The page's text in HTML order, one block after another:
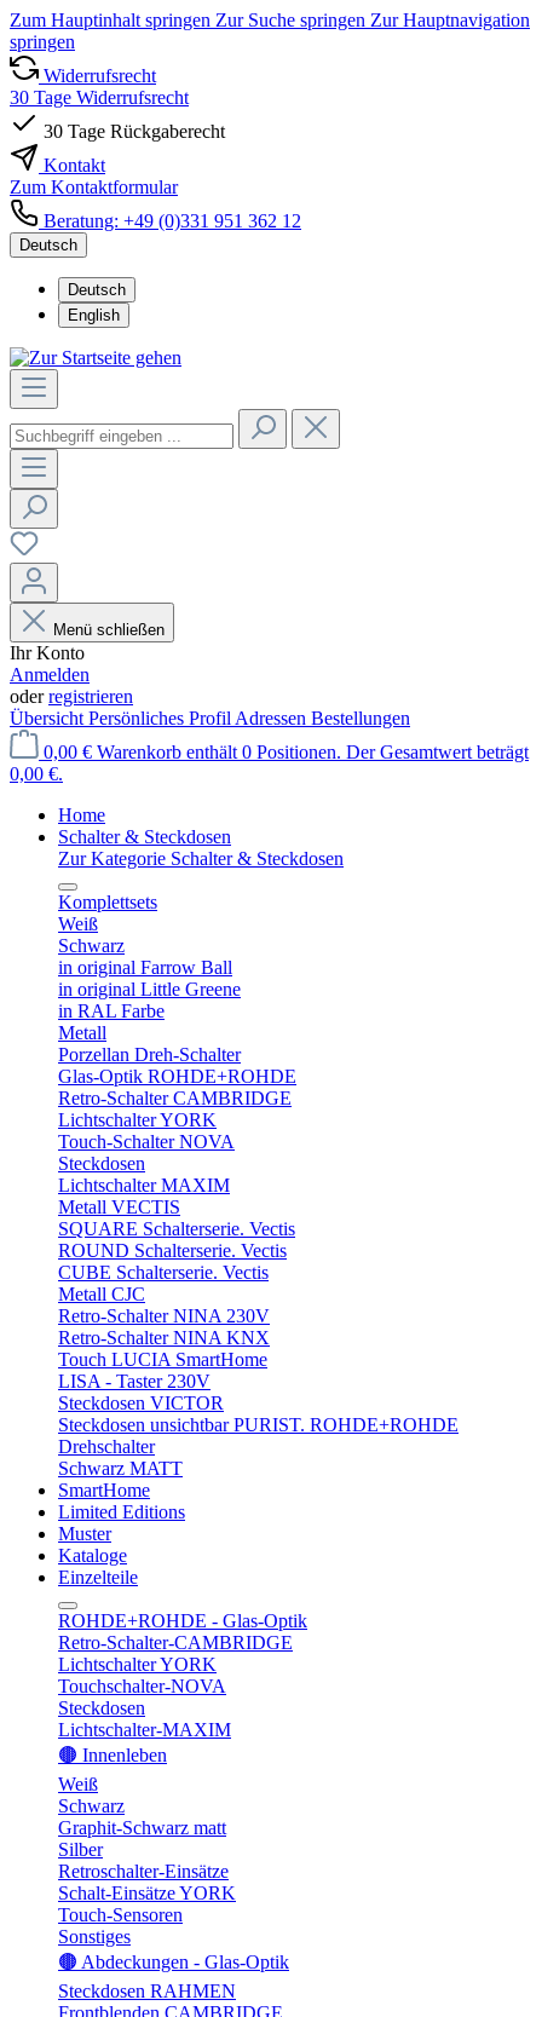
Zum Hauptinhalt springen Zur Suche springen Zur Hauptnavigation
springen
Widerrufsrecht
30 Tage Widerrufsrecht
30 Tage Rückgaberecht
Kontakt
Zum Kontaktformular
Beratung: +49 (0)331 951 362 12
Deutsch
Deutsch
English
Menü schließen
Ihr Konto
Anmelden
oderregistrieren
Übersicht Persönliches Profil Adressen Bestellungen
0,00 € Warenkorb enthält 0 Positionen. Der Gesamtwert beträgt
0,00 €.
Home
Schalter & Steckdosen
Zur Kategorie Schalter & Steckdosen
Komplettsets
Weiß
Schwarz
in original Farrow Ball
in original Little Greene
in RAL Farbe
Metall
Porzellan Dreh-Schalter
Glas-Optik ROHDE+ROHDE
Retro-Schalter CAMBRIDGE
Lichtschalter YORK
Touch-Schalter NOVA
Steckdosen
Lichtschalter MAXIM
Metall VECTIS
SQUARE Schalterserie. Vectis
ROUND Schalterserie. Vectis
CUBE Schalterserie. Vectis
Metall CJC
Retro-Schalter NINA 230V
Retro-Schalter NINA KNX
Touch LUCIA SmartHome
LISA - Taster 230V
Steckdosen VICTOR
Steckdosen unsichtbar PURIST. ROHDE+ROHDE
Drehschalter
Schwarz MATT
SmartHome
Limited Editions
Muster
Kataloge
Einzelteile
ROHDE+ROHDE - Glas-Optik
Retro-Schalter-CAMBRIDGE
Lichtschalter YORK
Touchschalter-NOVA
Steckdosen
Lichtschalter-MAXIM
🟤 Innenleben
Weiß
Schwarz
Graphit-Schwarz matt
Silber
Retroschalter-Einsätze
Schalt-Einsätze YORK
Touch-Sensoren
Sonstiges
🟤 Abdeckungen - Glas-Optik
Steckdosen RAHMEN
Frontblenden CAMBRIDGE